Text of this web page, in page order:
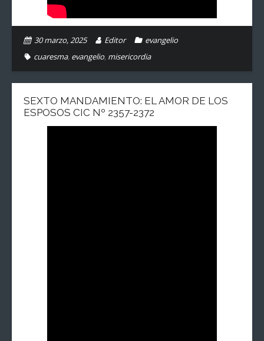
30 marzo, 2025 Editor
evangelio
cuaresma, evangelio, misericordia
SEXTO MANDAMIENTO: EL AMOR DE LOS
ESPOSOS CIC Nº 2357-2372